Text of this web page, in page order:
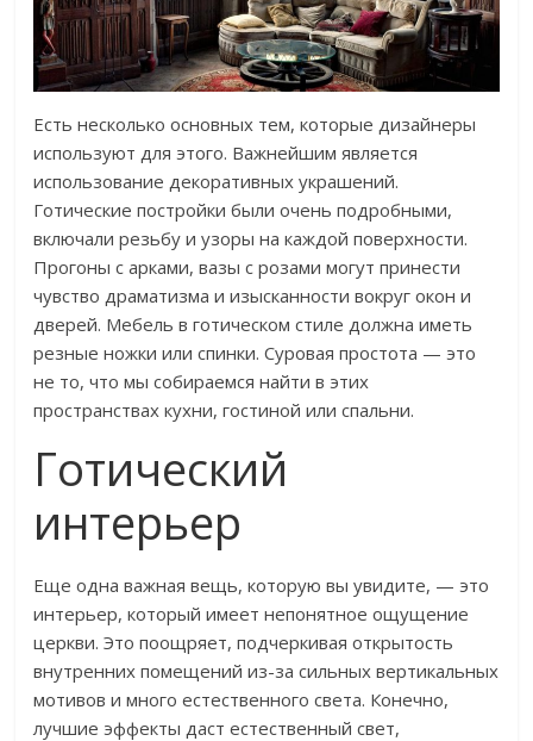
Есть несколько основных тем, которые дизайнеры
используют для этого. Важнейшим является
использование декоративных украшений.
Готические постройки были очень подробными,
включали резьбу и узоры на каждой поверхности.
Прогоны с арками, вазы с розами могут принести
чувство драматизма и изысканности вокруг окон и
дверей. Мебель в готическом стиле должна иметь
резные ножки или спинки. Суровая простота — это
не то, что мы собираемся найти в этих
пространствах кухни, гостиной или спальни.
Готический
интерьер
Еще одна важная вещь, которую вы увидите, — это
интерьер, который имеет непонятное ощущение
церкви. Это поощряет, подчеркивая открытость
внутренних помещений из-за сильных вертикальных
мотивов и много естественного света. Конечно,
лучшие эффекты даст естественный свет,